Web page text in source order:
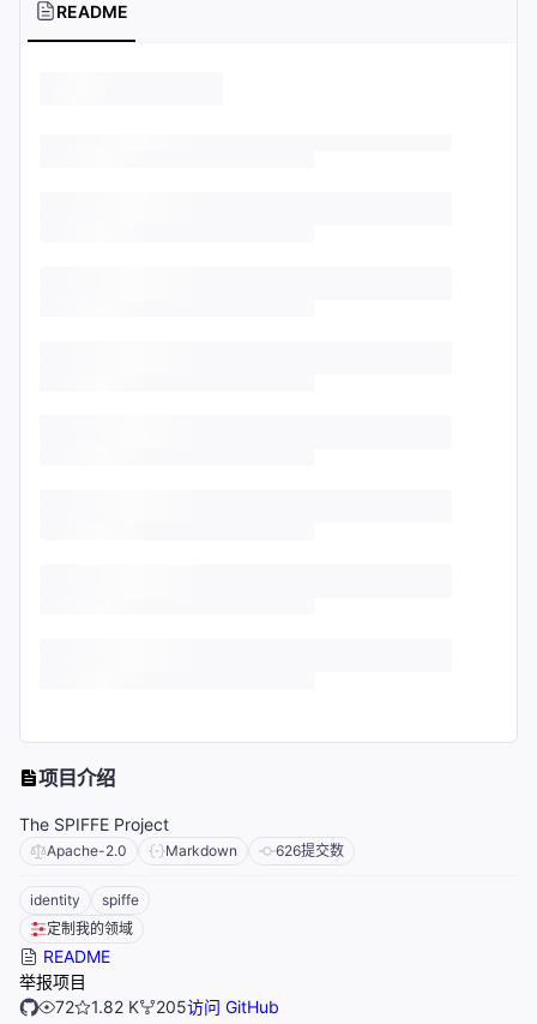
README
项目介绍
The SPIFFE Project
Apache-2.0 Markdown 626提交数
identity
spiffe
定制我的领域
README
举报项目
72
1.82 K 205访问 GitHub